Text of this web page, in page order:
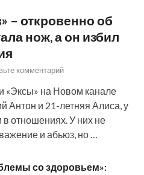
– откровенно об
нож, а он избил
комментарий
«Эксы» на Новом канале
Антон и 21-летняя Алиса, у
отношениях. У них не
и абьюз, но …
со здоровьем»: